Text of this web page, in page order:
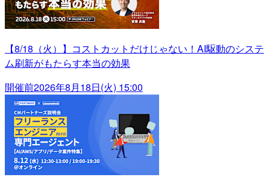
【8/18（火）】コストカットだけじゃない！AI駆動のシステ
ム刷新がもたらす本当の効果
開催前2026年8月18日(火) 15:00